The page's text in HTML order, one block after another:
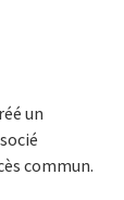
un
commun.